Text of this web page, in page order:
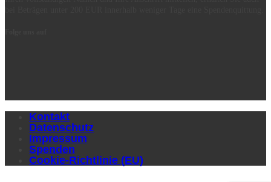
Kontakt
Datenschutz
Impressum
Spenden
Cookie-Richtlinie (EU)